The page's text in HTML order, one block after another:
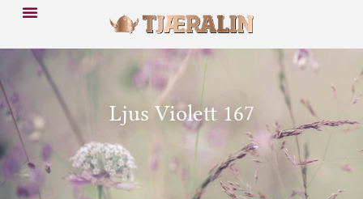
Ljus Violett 167